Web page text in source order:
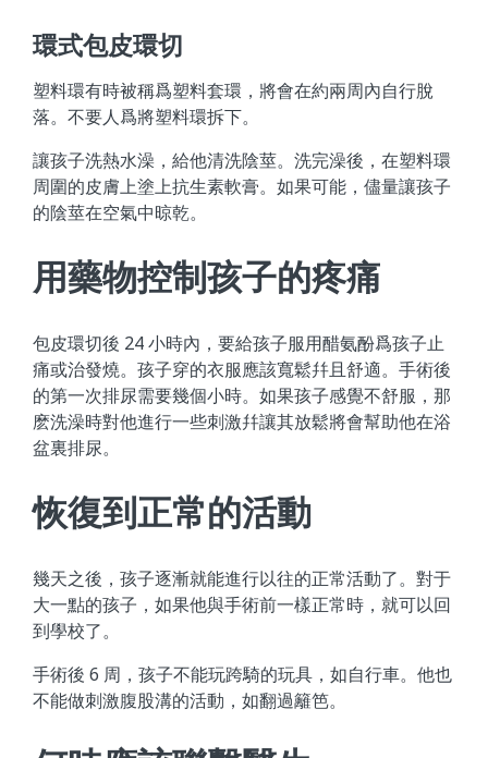
環式包皮環切
塑料環有時被稱爲塑料套環，將會在約兩周內自行脫
落。不要人爲將塑料環拆下。
讓孩子洗熱水澡，給他清洗陰莖。洗完澡後，在塑料環
周圍的皮膚上塗上抗生素軟膏。如果可能，儘量讓孩子
的陰莖在空氣中晾乾。
用藥物控制孩子的疼痛
包皮環切後 24 小時內，要給孩子服用醋氨酚爲孩子止
痛或治發燒。孩子穿的衣服應該寬鬆幷且舒適。手術後
的第一次排尿需要幾個小時。如果孩子感覺不舒服，那
麽洗澡時對他進行一些刺激幷讓其放鬆將會幫助他在浴
盆裏排尿。
恢復到正常的活動
幾天之後，孩子逐漸就能進行以往的正常活動了。對于
大一點的孩子，如果他與手術前一樣正常時，就可以回
到學校了。
手術後 6 周，孩子不能玩跨騎的玩具，如自行車。他也
不能做刺激腹股溝的活動，如翻過籬笆。